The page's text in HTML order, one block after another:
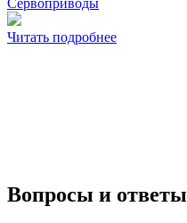
Читать подробнее
Вопросы и ответы